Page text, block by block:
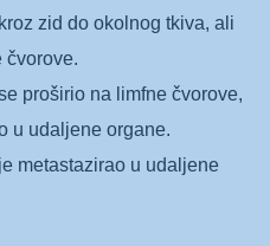
zid do okolnog tkiva, ali
čvorove.
proširio na limfne čvorove,
u udaljene organe.
metastazirao u udaljene